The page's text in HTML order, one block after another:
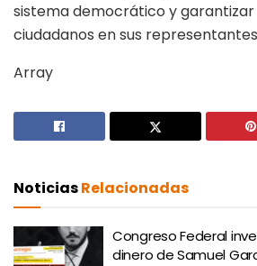
sistema democrático y garantizar
ciudadanos en sus
Array
NoticiasRelacionadas
Congreso Federal
dinero de Samuel